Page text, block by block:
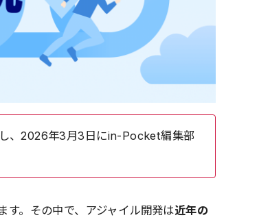
、2026年3月3日にin-Pocket編集部
す。その中で、アジャイル開発は近年の